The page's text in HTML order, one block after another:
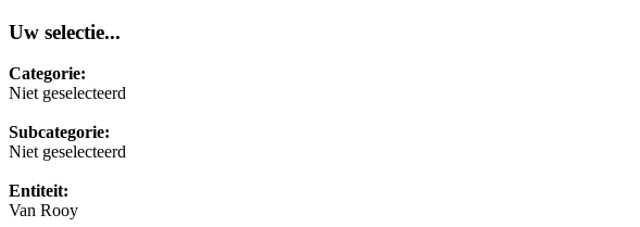
Uw selectie...
Categorie:
Niet geselecteerd
Subcategorie:
Niet geselecteerd
Entiteit:
Van Rooy